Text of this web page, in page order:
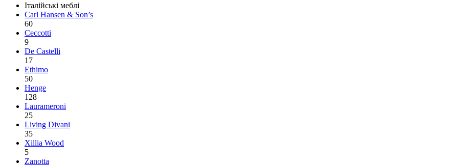
Італійські меблі
Carl Hansen & Son’s
60
Ceccotti
9
De Castelli
17
Ethimo
50
Henge
128
Laurameroni
25
Living Divani
35
Xillia Wood
5
Zanotta